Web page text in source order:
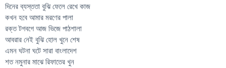
দিনের ব্যস্ততা বুঝি ফেলে রেখে কাজ
কখন হবে আমার মরণের পালা
রক্ত টগবগে আজ ভিজে পাঠশালা
আবরার নেই বুঝি হোল খুনে শেষ
এমন ঘটনা ঘটে সারা বাংলাদেশ
শত নমুনার মাঝে রিফাতের খুন